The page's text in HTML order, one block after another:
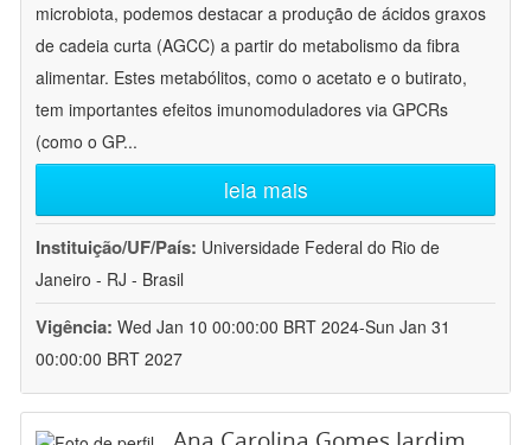
microbiota, podemos destacar a produção de ácidos graxos
de cadeia curta (AGCC) a partir do metabolismo da fibra
alimentar. Estes metabólitos, como o acetato e o butirato,
tem importantes efeitos imunomoduladores via GPCRs
(como o GP...
leia mais
Instituição/UF/País: Universidade Federal do Rio de
Janeiro - RJ - Brasil
Vigência: Wed Jan 10 00:00:00 BRT 2024-Sun Jan 31
00:00:00 BRT 2027